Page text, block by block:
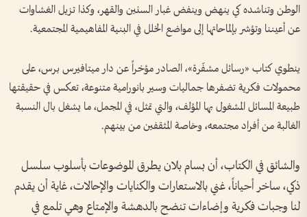
الوطن وتناشده كي ينهض وينفض غبار السنين والقهر، وكذا تزيل الغشاوات
عن أعيننا وتؤشر بإلماحاتها إلى مواضع الخلل في البنية المفاهيمية المجتمعية.
ينطوي كتاب «رسائل مشفّرة»، الصادر مؤخراً عن دار ميتافيرس برس، على
محمولات فكرية تضفرها جماليات وسير بانورامية متنوعة، تعكس في حقيقتها
طبيعة المسائل المشغول بها المؤلف، والتي تمثل، في المجمل، ما يشغل بال النسبة
الغالبة من أفراد مجتمعه، وخاصة المثقفين من بينهم.
والشائق في الكتاب، أن بسام بلان يطرق الموضوعات بأسلوب سلسل
ذكي، ساخر أحياناً، غني بالاستعارات والكنايات والإحالات، غاية أن يقدم
لنا وجبات فكرية وإضاءات تنضح بالدهشة والإمتاع وهي تلمع في